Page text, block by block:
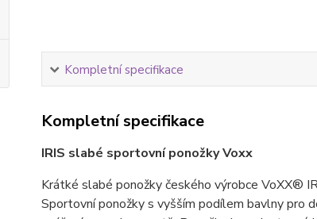
Kompletní specifikace
Kompletní specifikace
IRIS slabé sportovní ponožky Voxx
Krátké slabé ponožky českého výrobce VoXX®
Sportovní ponožky s vyšším podílem bavlny pro